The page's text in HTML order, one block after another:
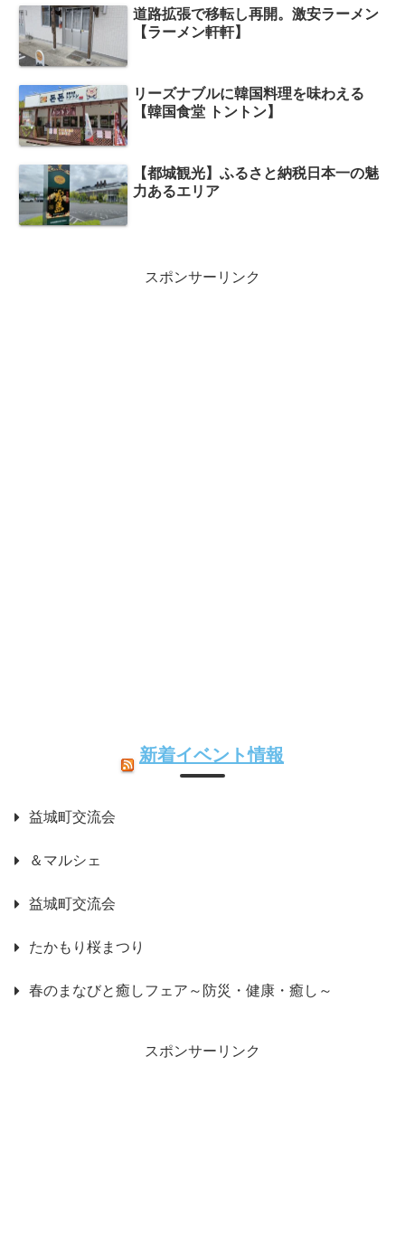
道路拡張で移転し再開。激安ラーメン
【ラーメン軒軒】
リーズナブルに韓国料理を味わえる
【韓国食堂 トントン】
【都城観光】ふるさと納税日本一の魅
力あるエリア
スポンサーリンク
新着イベント情報
益城町交流会
＆マルシェ
益城町交流会
たかもり桜まつり
春のまなびと癒しフェア～防災・健康・癒し～
スポンサーリンク